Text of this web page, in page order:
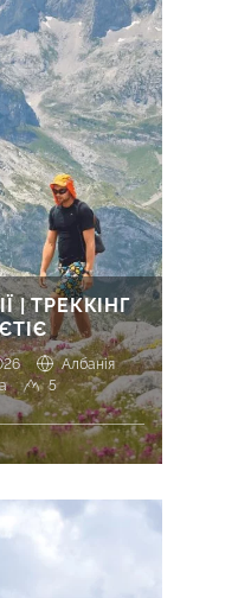
| ТРЕККІНГ
Албанія
5